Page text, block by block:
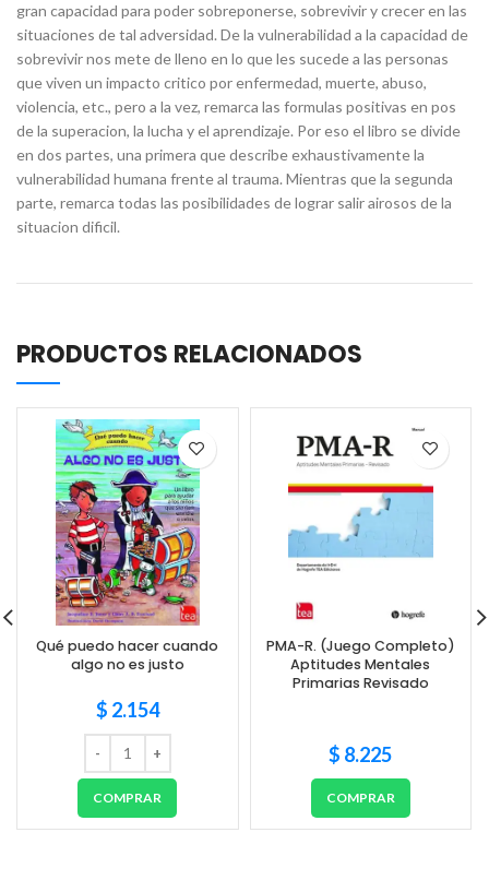
gran capacidad para poder sobreponerse, sobrevivir y crecer en las
situaciones de tal adversidad. De la vulnerabilidad a la capacidad de
sobrevivir nos mete de lleno en lo que les sucede a las personas
que viven un impacto critico por enfermedad, muerte, abuso,
violencia, etc., pero a la vez, remarca las formulas positivas en pos
de la superacion, la lucha y el aprendizaje. Por eso el libro se divide
en dos partes, una primera que describe exhaustivamente la
vulnerabilidad humana frente al trauma. Mientras que la segunda
parte, remarca todas las posibilidades de lograr salir airosos de la
situacion dificil.
PRODUCTOS RELACIONADOS
Qué puedo hacer cuando
algo no es justo
$ 2.154
COMPRAR
PMA-R. (Juego Completo)
Aptitudes Mentales
Primarias Revisado
$ 8.225
COMPRAR